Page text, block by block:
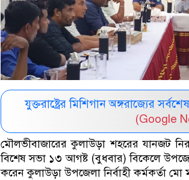
যুক্তরাষ্ট্রের মিশিগান অঙ্গরাজ্যের
(Google
মৌলভীবাজারের কুলাউড়া শহরের যানজট
বিশেষ সভা ১৩ আগষ্ট (বুধবার) বিকেলে
করেন কুলাউড়া উপজেলা নির্বাহী কর্মকর্তা মো